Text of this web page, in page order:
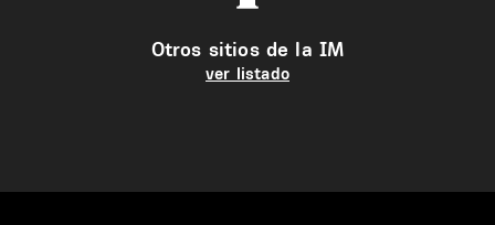
Otros sitios de la IM
ver listado